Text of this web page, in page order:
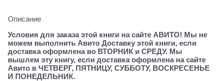
Описание
Условия для заказа этой книги на сайте АВИТО! Мы не
можем выполнить Авито Доставку этой книги, если
доставка оформлена во ВТОРНИК и СРЕДУ. Мы
вышлем эту книгу, если доставка оформлена на сайте
Авито в ЧЕТВЕРГ, ПЯТНИЦУ, СУББОТУ, ВОСКРЕСЕНЬЕ
И ПОНЕДЕЛЬНИК.